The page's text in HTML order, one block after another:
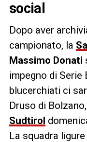
social
Dopo aver
campionato, la
Massimo Donati
impegno di Serie
blucerchiati ci
Druso di
Sudtirol
La squadra